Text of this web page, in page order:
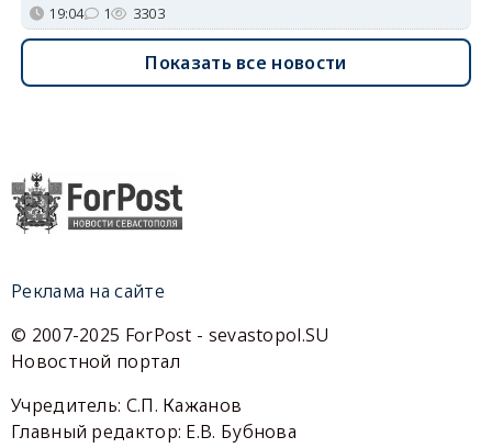
19:04 1 3303
Показать все новости
Реклама на сайте
© 2007-2025 ForPost - sevastopol.SU
Новостной портал
Учредитель: С.П. Кажанов
Главный редактор: Е.В. Бубнова